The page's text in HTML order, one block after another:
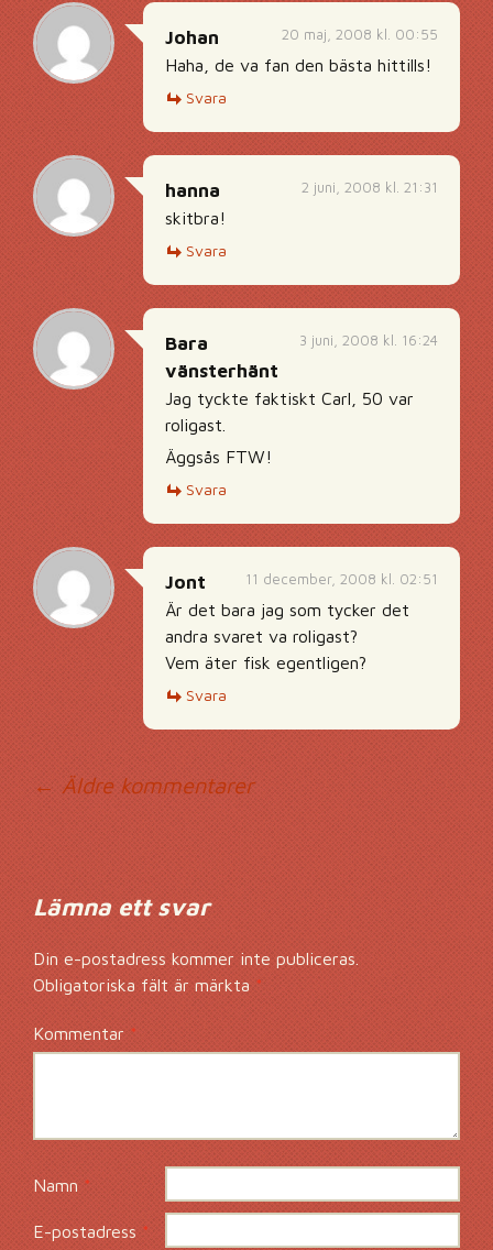
20 maj, 2008 kl. 00:55
Johan
Haha, de va fan den bästa hittills!
Svara
2 juni, 2008 kl. 21:31
hanna
skitbra!
Svara
3 juni, 2008 kl. 16:24
Bara
vänsterhänt
Jag tyckte faktiskt Carl, 50 var
roligast.
Äggsås FTW!
Svara
11 december, 2008 kl. 02:51
Jont
Är det bara jag som tycker det
andra svaret va roligast?
Vem äter fisk egentligen?
Svara
← Äldre kommentarer
Lämna ett svar
Din e-postadress kommer inte publiceras.
Obligatoriska fält är märkta*
Kommentar*
Namn*
E-postadress*